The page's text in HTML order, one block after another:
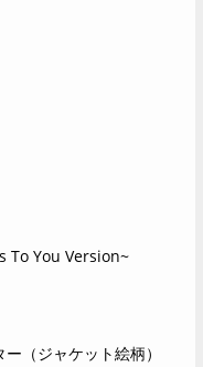
To You Version~
（ジャケット絵柄）